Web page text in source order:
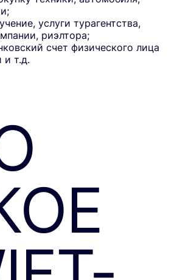
услуги турагентства,
риэлтора;
счет физического лица
и т.д.